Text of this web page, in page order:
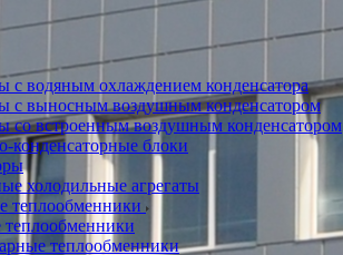
с водяным охлаждением конденсатора
с выносным воздушным конденсатором
со встроенным воздушным конденсатором
конденсаторные блоки
холодильные агрегаты
теплообменники
теплообменники